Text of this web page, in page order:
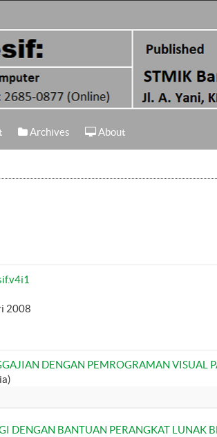
Archives About
2008
DENGAN PEMROGRAMAN VISUAL
DENGAN BANTUAN PERANGKAT LUNAK